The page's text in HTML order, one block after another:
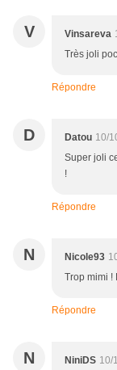
V Vinsareva
Très joli
Répondre
D Datou 10/
Super joli
!
Répondre
N Nicole93
Trop mimi !
Répondre
N NiniDS 10/